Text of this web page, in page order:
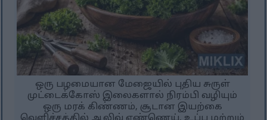
ஒரு பழமையான மேஜையில் புதிய சுருள்
முட்டைக்கோஸ் இலைகளால் நிரம்பி வழியும்
ஒரு மரக் கிண்ணம், சூடான இயற்கை